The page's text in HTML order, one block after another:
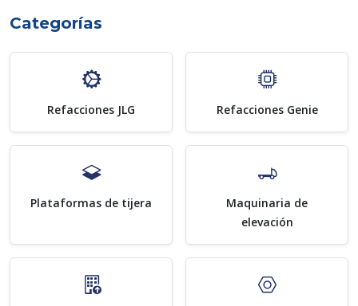
Categorías
Refacciones JLG Refacciones Genie
Plataformas de tijera
Maquinaria de
elevación